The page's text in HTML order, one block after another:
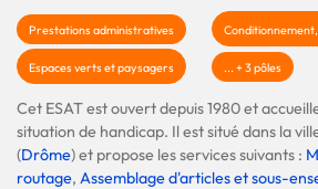
Prestations administratives
Espaces verts et paysagers ... + 3 pôles
Cet ESAT est ouvert depuis 1980 et
situation de handicap. Il est situé dans la
(Drôme) et propose les services suivants :
routage, Assemblage d'articles et sous-